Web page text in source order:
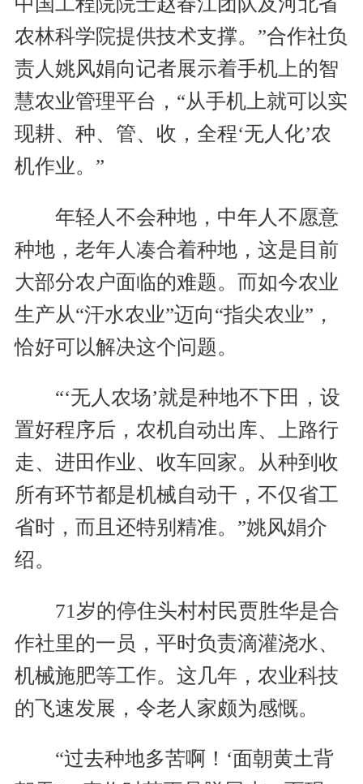
农林科学院提供技术支撑。”合作社负
责人姚风娟向记者展示着手机上的智
慧农业管理平台，“从手机上就可以实
现耕、种、管、收，全程‘无人化’农
机作业。”
年轻人不会种地，中年人不愿意
种地，老年人凑合着种地，这是目前
大部分农户面临的难题。而如今农业
生产从“汗水农业”迈向“指尖农业”，
恰好可以解决这个问题。
“‘无人农场’就是种地不下田，设
置好程序后，农机自动出库、上路行
走、进田作业、收车回家。从种到收
所有环节都是机械自动干，不仅省工
省时，而且还特别精准。”姚风娟介
绍。
71岁的停住头村村民贾胜华是合
作社里的一员，平时负责滴灌浇水、
机械施肥等工作。这几年，农业科技
的飞速发展，令老人家颇为感慨。
“过去种地多苦啊！‘面朝黄土背